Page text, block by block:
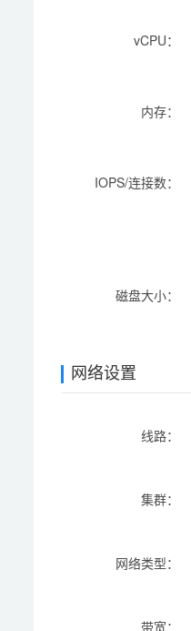
vCPU：
内存：
IOPS/连接数：
磁盘大小：
网络设置
线路：
集群：
网络类型：
带宽：